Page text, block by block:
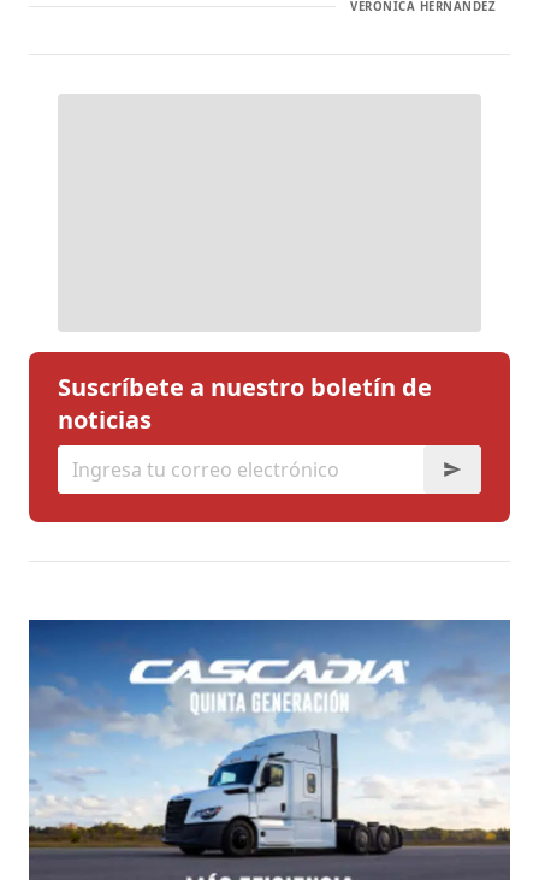
VERÓNICA HERNÁNDEZ
Suscríbete a nuestro boletín de
noticias